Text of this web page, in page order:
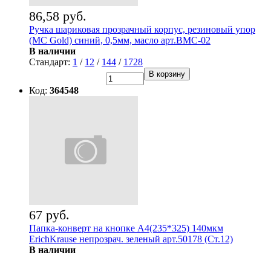
86,58 руб.
Ручка шариковая прозрачный корпус, резиновый упор
(MC Gold) синий, 0,5мм, масло арт.BMC-02
В наличии
Стандарт: 1 / 12 / 144 / 1728
В корзину
Код: 364548
67 руб.
Папка-конверт на кнопке А4(235*325) 140мкм
ErichKrause непрозрач. зеленый арт.50178 (Ст.12)
В наличии